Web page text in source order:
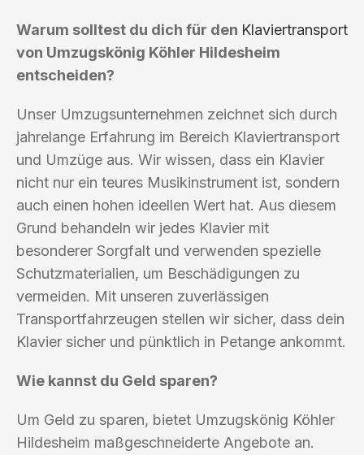
Warum solltest du dich für den Klaviertransport
von Umzugskönig Köhler Hildesheim
entscheiden?
Unser Umzugsunternehmen zeichnet sich durch
jahrelange Erfahrung im Bereich Klaviertransport
und Umzüge aus. Wir wissen, dass ein Klavier
nicht nur ein teures Musikinstrument ist, sondern
auch einen hohen ideellen Wert hat. Aus diesem
Grund behandeln wir jedes Klavier mit
besonderer Sorgfalt und verwenden spezielle
Schutzmaterialien, um Beschädigungen zu
vermeiden. Mit unseren zuverlässigen
Transportfahrzeugen stellen wir sicher, dass dein
Klavier sicher und pünktlich in Petange ankommt.
Wie kannst du Geld sparen?
Um Geld zu sparen, bietet Umzugskönig Köhler
Hildesheim maßgeschneiderte Angebote an.